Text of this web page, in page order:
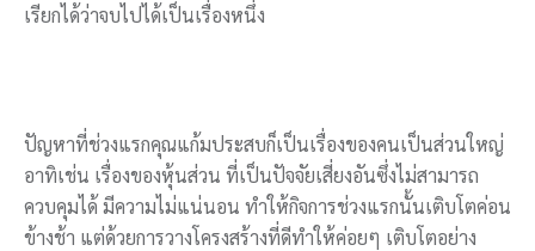
เรียกได้ว่าจบไปได้เป็นเรื่องหนึ่ง
ปัญหาที่ช่วงแรกคุณแก้มประสบก็เป็นเรื่องของคนเป็นส่วนใหญ่
อาทิเช่น เรื่องของหุ้นส่วน ที่เป็นปัจจัยเสี่ยงอันซึ่งไม่สามารถ
ควบคุมได้ มีความไม่แน่นอน ทำให้กิจการช่วงแรกนั้นเติบโตค่อน
ข้างช้า แต่ด้วยการวางโครงสร้างที่ดีทำให้ค่อยๆ เติบโตอย่าง